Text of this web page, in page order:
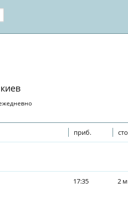
приб.
17:35 2